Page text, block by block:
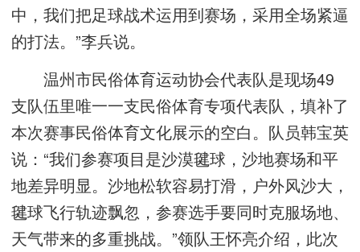
中，我们把足球战术运用到赛场，采用全场紧逼
的打法。”李兵说。
温州市民俗体育运动协会代表队是现场49
支队伍里唯一一支民俗体育专项代表队，填补了
本次赛事民俗体育文化展示的空白。队员韩宝英
说：“我们参赛项目是沙漠毽球，沙地赛场和平
地差异明显。沙地松软容易打滑，户外风沙大，
毽球飞行轨迹飘忽，参赛选手要同时克服场地、
天气带来的多重挑战。”领队王怀亮介绍，此次